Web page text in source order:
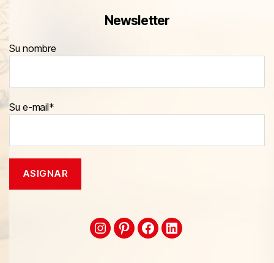
Newsletter
Su nombre
Su e-mail*